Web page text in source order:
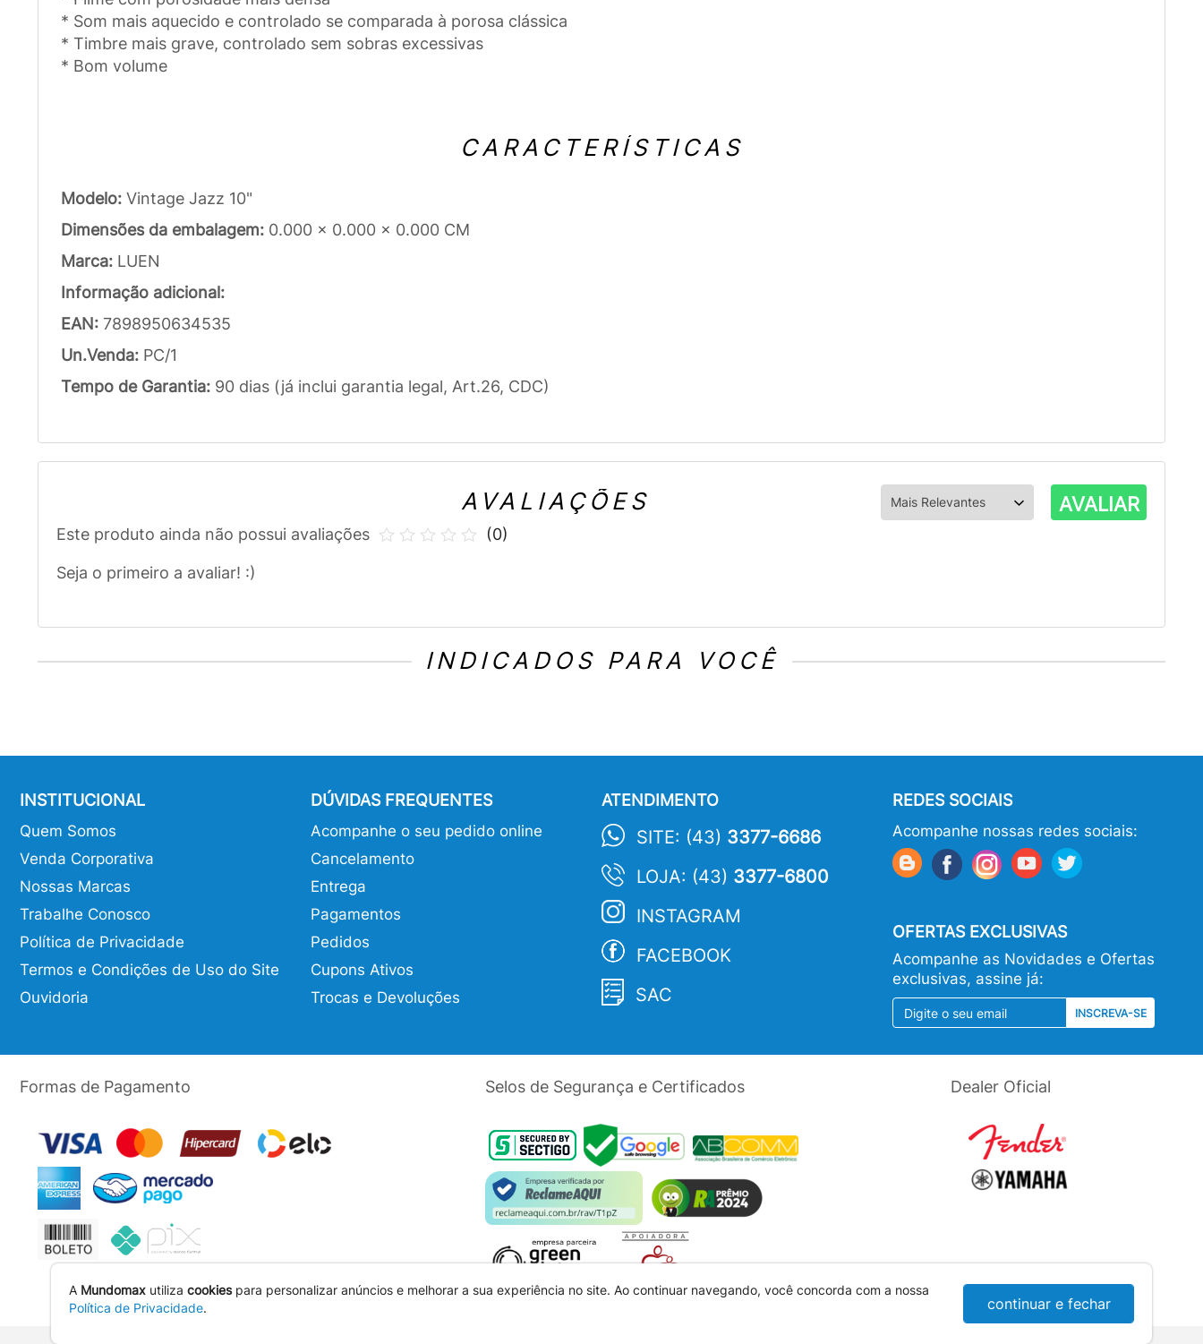
* Som mais aquecido e controlado se comparada à porosa clássica
* Timbre mais grave, controlado sem sobras excessivas
* Bom volume
CARACTERÍSTICAS
Modelo: Vintage Jazz 10"
Dimensões da embalagem: 0.000 x 0.000 x 0.000 CM
Marca: LUEN
Informação adicional:
EAN: 7898950634535
Un.Venda: PC/1
Tempo de Garantia: 90 dias (já inclui garantia legal, Art.26, CDC)
AVALIAÇÕES AVALIAR
Este produto ainda não possui avaliações
Seja o primeiro a avaliar! :)
(0)
INDICADOS PARA VOCÊ
INSTITUCIONAL
Quem Somos
Venda Corporativa
Nossas Marcas
Trabalhe Conosco
Política de Privacidade
Termos e Condições de Uso do Site
Ouvidoria
DÚVIDAS FREQUENTES
Acompanhe o seu pedido online
Cancelamento
Entrega
Pagamentos
Pedidos
Cupons Ativos
Trocas e Devoluções
ATENDIMENTO
SITE: (43) 3377-6686
LOJA: (43) 3377-6800
INSTAGRAM
FACEBOOK
SAC
REDES SOCIAIS
Acompanhe nossas redes sociais:
OFERTAS EXCLUSIVAS
Acompanhe as Novidades e Ofertas
exclusivas, assine já:
INSCREVA-SE
Formas de Pagamento Selos de Segurança e Certificados Dealer Oficial
A Mundomax utiliza cookiespara personalizar anúncios e melhorar a sua experiência no site. Ao continuar navegando, você concorda com a nossa
Política de Privacidade. continuar e fechar